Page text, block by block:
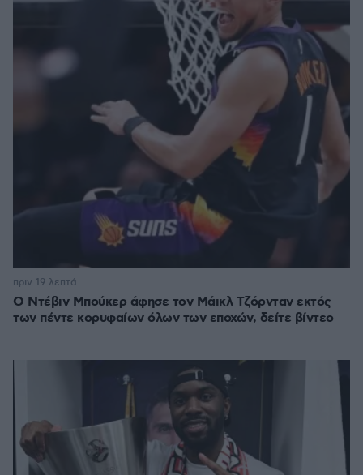
Ο Ντέβιν Μπούκερ άφησε τον Μάικλ Τζόρνταν εκτός
των πέντε κορυφαίων όλων των εποχών, δείτε βίντεο
πριν 19 λεπτά